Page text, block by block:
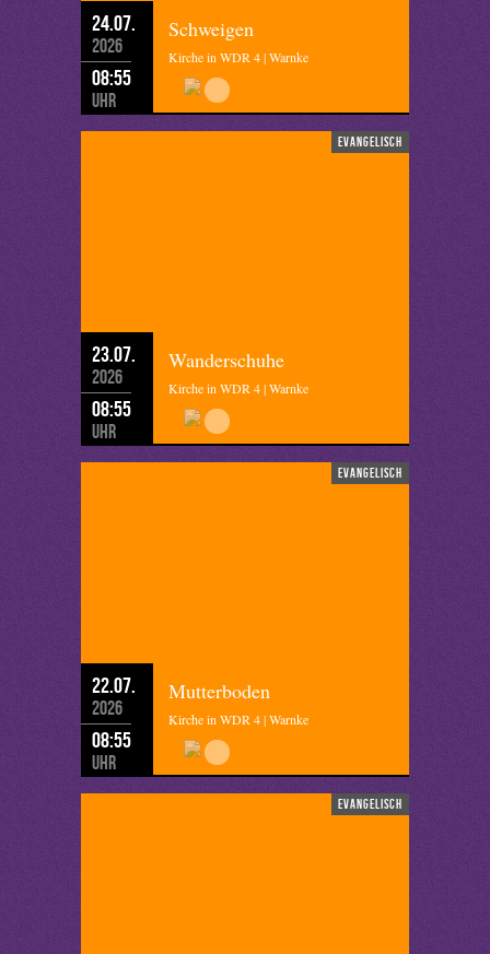
24.07.
2026
08:55
Uhr
Schweigen
Kirche in WDR 4 | Warnke
evangelisch
23.07.
2026
08:55
Uhr
Wanderschuhe
Kirche in WDR 4 | Warnke
evangelisch
22.07.
2026
08:55
Uhr
Mutterboden
Kirche in WDR 4 | Warnke
evangelisch